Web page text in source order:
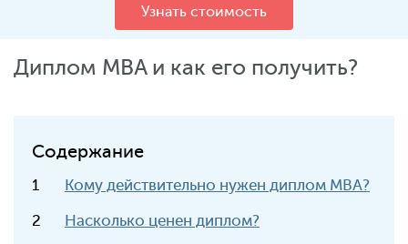
Узнать стоимость
Диплом MBA и как его получить?
Содержание
Кому действительно нужен диплом MBA?
Насколько ценен диплом?